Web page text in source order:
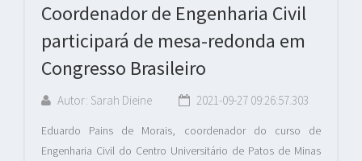
Coordenador de Engenharia Civil
participará de mesa-redonda em
Congresso Brasileiro
Autor: Sarah Dieine 2021-09-27 09:26:57.303
Eduardo Pains de Morais, coordenador do curso de
Engenharia Civil do Centro Universitário de Patos de Minas